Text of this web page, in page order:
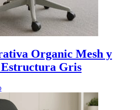
Organic Mesh y
Gris